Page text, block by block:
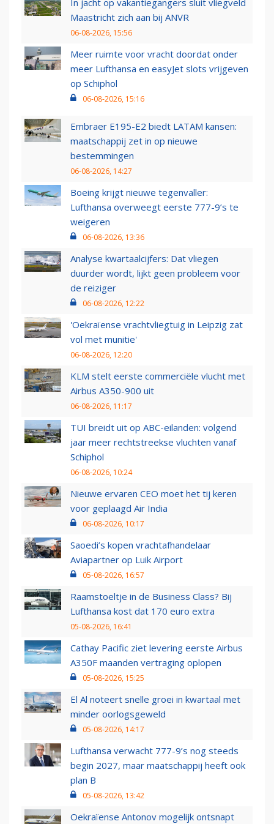
In jacht op vakantiegangers sluit vliegveld
Maastricht zich aan bij ANVR
06-08-2026, 15:56
Meer ruimte voor vracht doordat onder
meer Lufthansa en easyJet slots vrijgeven
op Schiphol
06-08-2026, 15:16
Embraer E195-E2 biedt LATAM kansen:
maatschappij zet in op nieuwe
bestemmingen
06-08-2026, 14:27
Boeing krijgt nieuwe tegenvaller:
Lufthansa overweegt eerste 777-9’s te
weigeren
06-08-2026, 13:36
Analyse kwartaalcijfers: Dat vliegen
duurder wordt, lijkt geen probleem voor
de reiziger
06-08-2026, 12:22
'Oekraïense vrachtvliegtuig in Leipzig zat
vol met munitie'
06-08-2026, 12:20
KLM stelt eerste commerciële vlucht met
Airbus A350-900 uit
06-08-2026, 11:17
TUI breidt uit op ABC-eilanden: volgend
jaar meer rechtstreekse vluchten vanaf
Schiphol
06-08-2026, 10:24
Nieuwe ervaren CEO moet het tij keren
voor geplaagd Air India
06-08-2026, 10:17
Saoedi’s kopen vrachtafhandelaar
Aviapartner op Luik Airport
05-08-2026, 16:57
Raamstoeltje in de Business Class? Bij
Lufthansa kost dat 170 euro extra
05-08-2026, 16:41
Cathay Pacific ziet levering eerste Airbus
A350F maanden vertraging oplopen
05-08-2026, 15:25
El Al noteert snelle groei in kwartaal met
minder oorlogsgeweld
05-08-2026, 14:17
Lufthansa verwacht 777-9’s nog steeds
begin 2027, maar maatschappij heeft ook
plan B
05-08-2026, 13:42
Oekraïense Antonov mogelijk ontsnapt